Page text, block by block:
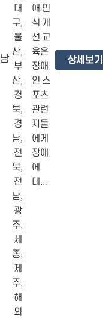
남
대
구,
울
산,
부
산,
경
북,
경
남,
전
북,
전
남,
광
주,
세
종,
제
주,
해
외
애 인
식 개
선 교
육은
장애
인 스
포츠
관련
자들
에게
장애
에
대...
상세보기